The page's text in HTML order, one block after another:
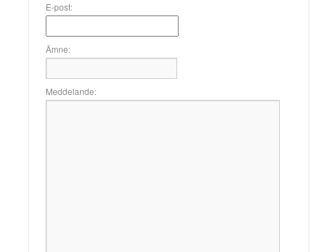
E-post:
Ämne:
Meddelande: